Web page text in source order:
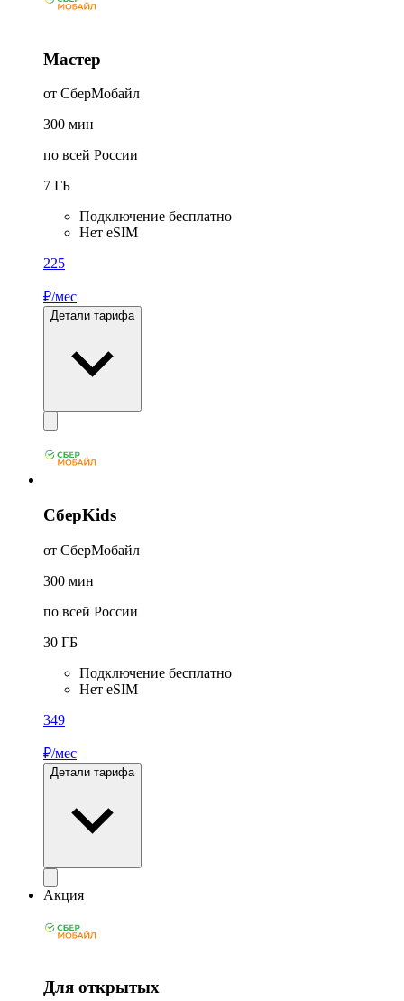
Мастер
от СберМобайл
300 мин
по всей России
7 ГБ
Подключение бесплатно
Нет eSIM
225
₽/мес
Детали тарифа
СберKids
от СберМобайл
300 мин
по всей России
30 ГБ
Подключение бесплатно
Нет eSIM
349
₽/мес
Детали тарифа
Акция
Для открытых